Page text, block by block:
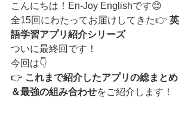
こんにちは！En-Joy Englishです😊
全15回にわたってお届けしてきた👉 英
語学習アプリ紹介シリーズ
ついに最終回です！
今回は👇
👉 これまで紹介したアプリの総まとめ
＆最強の組み合わせをご紹介します！